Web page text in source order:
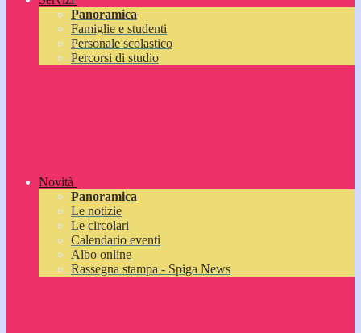
Panoramica
Famiglie e studenti
Personale scolastico
Percorsi di studio
Novità
Panoramica
Le notizie
Le circolari
Calendario eventi
Albo online
Rassegna stampa - Spiga News